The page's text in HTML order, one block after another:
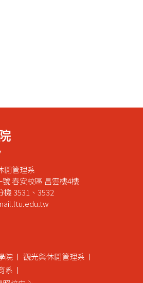
閒管理系
春安校區 昌雲樓4樓
機 3531、3532
院
觀光與休閒管理系
系